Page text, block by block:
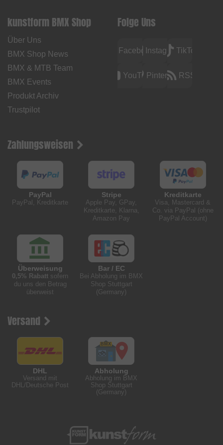
kunstform BMX Shop
Über Uns
BMX Shop News
BMX & MTB Team
BMX Events
Produkt Archiv
Trustpilot
Folge Uns
FacebookInstagramTikTok
YouTubePinterest RSS
Zahlungsweisen
PayPal
PayPal, Kreditkarte
Stripe
Apple Pay, GPay,
Kreditkarte, Klarna,
Amazon Pay
Kreditkarte
Visa, Mastercard &
Co. via PayPal (ohne
PayPal Account)
Überweisung
0,5% Rabatt sofern
du uns den Betrag
überweist
Bar / EC
Bei Abholung im BMX
Shop Stuttgart
(Germany)
Versand
DHL
Versand mit
DHL/Deutsche Post
Abholung
Abholung im BMX
Shop Stuttgart
(Germany)